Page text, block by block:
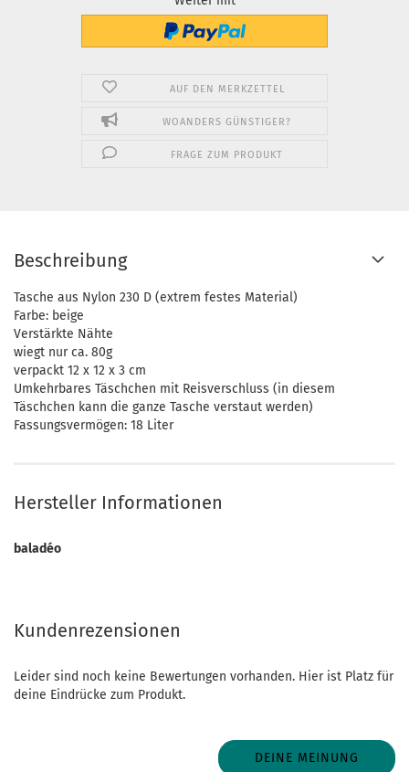
AUF DEN MERKZETTEL
WOANDERS GÜNSTIGER?
FRAGE ZUM PRODUKT
Beschreibung
Tasche aus Nylon 230 D (extrem festes Material)
Farbe: beige
Verstärkte Nähte
wiegt nur ca. 80g
verpackt 12 x 12 x 3 cm
Umkehrbares Täschchen mit Reisverschluss (in diesem
Täschchen kann die ganze Tasche verstaut werden)
Fassungsvermögen: 18 Liter
Hersteller Informationen
baladéo
Kundenrezensionen
Leider sind noch keine Bewertungen vorhanden. Hier ist Platz für
deine Eindrücke zum Produkt.
DEINE MEINUNG